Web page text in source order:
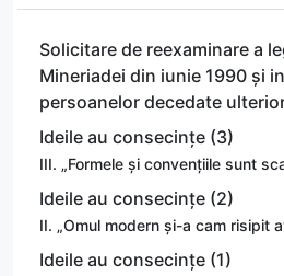
Solicitare de reexaminare a
Mineriadei din iunie 1990 și
persoanelor decedate
Ideile au consecințe (3)
III. „Formele și convențiile sunt
Ideile au consecințe (2)
II. „Omul modern și-a cam risipit
Ideile au consecințe (1)